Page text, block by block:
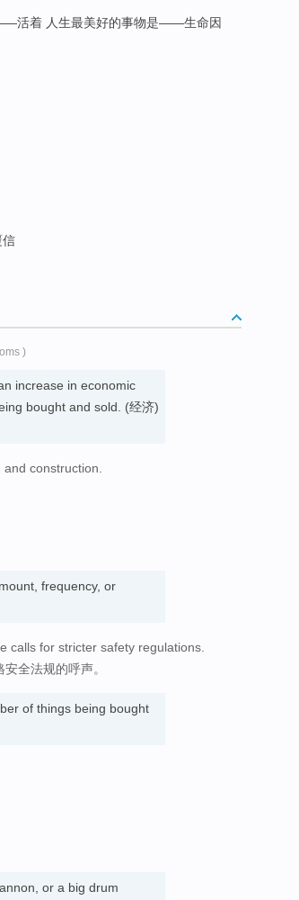
活着 人生最美好的事物是——生命因
信
)
increase in economic
bought and sold. (经济)
construction.
frequency, or
calls for stricter safety regulations.
全法规的呼声。
of things being bought
or a big drum